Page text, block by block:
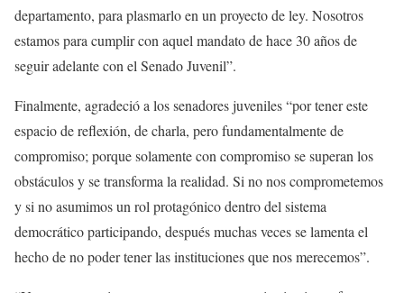
departamento, para plasmarlo en un proyecto de ley. Nosotros
estamos para cumplir con aquel mandato de hace 30 años de
seguir adelante con el Senado Juvenil”.
Finalmente, agradeció a los senadores juveniles “por tener este
espacio de reflexión, de charla, pero fundamentalmente de
compromiso; porque solamente con compromiso se superan los
obstáculos y se transforma la realidad. Si no nos comprometemos
y si no asumimos un rol protagónico dentro del sistema
democrático participando, después muchas veces se lamenta el
hecho de no poder tener las instituciones que nos merecemos”.